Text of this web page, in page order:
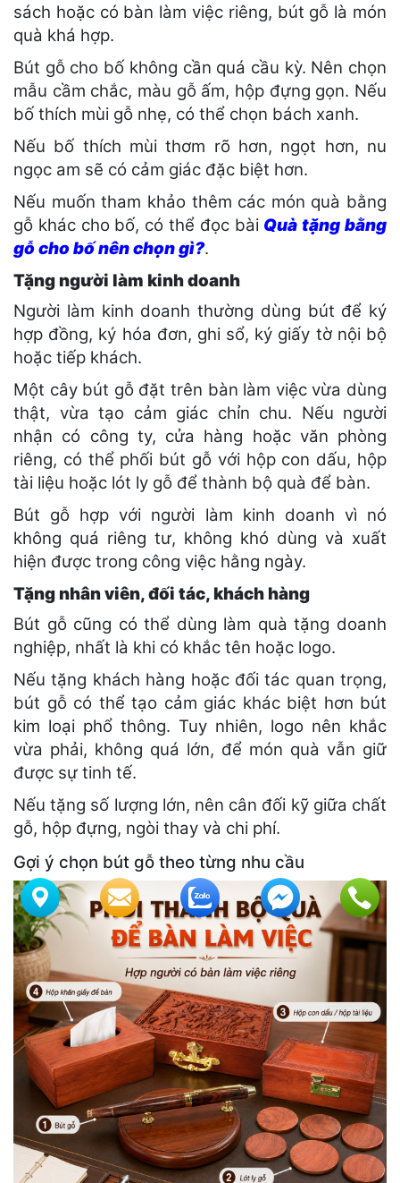
sách hoặc có bàn làm việc riêng, bút gỗ là món
quà khá hợp.
Bút gỗ cho bố không cần quá cầu kỳ. Nên chọn
mẫu cầm chắc, màu gỗ ấm, hộp đựng gọn. Nếu
bố thích mùi gỗ nhẹ, có thể chọn bách xanh.
Nếu bố thích mùi thơm rõ hơn, ngọt hơn, nu
ngọc am sẽ có cảm giác đặc biệt hơn.
Nếu muốn tham khảo thêm các món quà bằng
gỗ khác cho bố, có thể đọc bài Quà tặng bằng
gỗ cho bố nên chọn gì?.
Tặng người làm kinh doanh
Người làm kinh doanh thường dùng bút để ký
hợp đồng, ký hóa đơn, ghi sổ, ký giấy tờ nội bộ
hoặc tiếp khách.
Một cây bút gỗ đặt trên bàn làm việc vừa dùng
thật, vừa tạo cảm giác chỉn chu. Nếu người
nhận có công ty, cửa hàng hoặc văn phòng
riêng, có thể phối bút gỗ với hộp con dấu, hộp
tài liệu hoặc lót ly gỗ để thành bộ quà để bàn.
Bút gỗ hợp với người làm kinh doanh vì nó
không quá riêng tư, không khó dùng và xuất
hiện được trong công việc hằng ngày.
Tặng nhân viên, đối tác, khách hàng
Bút gỗ cũng có thể dùng làm quà tặng doanh
nghiệp, nhất là khi có khắc tên hoặc logo.
Nếu tặng khách hàng hoặc đối tác quan trọng,
bút gỗ có thể tạo cảm giác khác biệt hơn bút
kim loại phổ thông. Tuy nhiên, logo nên khắc
vừa phải, không quá lớn, để món quà vẫn giữ
được sự tinh tế.
Nếu tặng số lượng lớn, nên cân đối kỹ giữa chất
gỗ, hộp đựng, ngòi thay và chi phí.
Gợi ý chọn bút gỗ theo từng nhu cầu